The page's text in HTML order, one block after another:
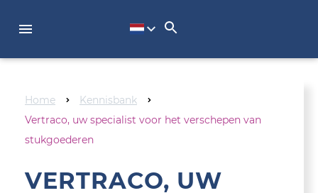
Home
Kennisbank
Vertraco, uw specialist voor het verschepen van
stukgoederen
VERTRACO, UW